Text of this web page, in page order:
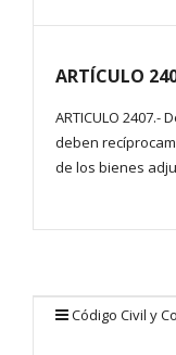
ARTÍCULO
ARTICULO
deben
de los bienes
Código Civil y